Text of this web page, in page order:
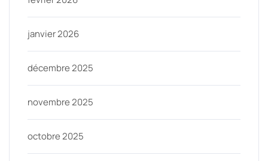
janvier 2026
décembre 2025
novembre 2025
octobre 2025